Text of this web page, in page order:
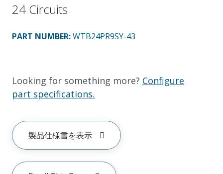
24 Circuits
PART NUMBER:WTB24PR9SY-43
Looking for something more? Configure
part specifications.
製品仕様書を表示